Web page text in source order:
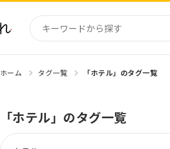
関東
ホーム タグ一覧 「ホテル」のタグ一覧
「ホテル」のタグ一覧